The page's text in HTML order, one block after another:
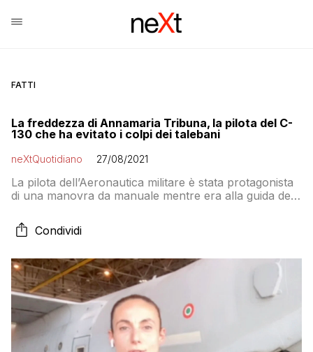
FATTI
La freddezza di Annamaria Tribuna, la pilota del C-
130 che ha evitato i colpi dei talebani
neXtQuotidiano 27/08/2021
La pilota dell’Aeronautica militare è stata protagonista
di una manovra da manuale mentre era alla guida del
l’Italia
Condividi